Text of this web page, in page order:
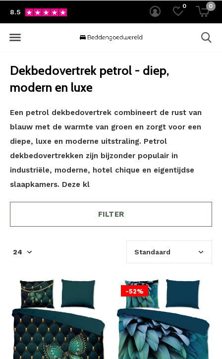
0 0
8.5
Dekbedovertrek petrol - diep,
modern en luxe
Een petrol dekbedovertrek combineert de rust van
blauw met de warmte van groen en zorgt voor een
diepe, luxe en moderne uitstraling. Petrol
dekbedovertrekken zijn bijzonder populair in
industriële, moderne, hotel chique en eigentijdse
slaapkamers. Deze kl
FILTER
-52%